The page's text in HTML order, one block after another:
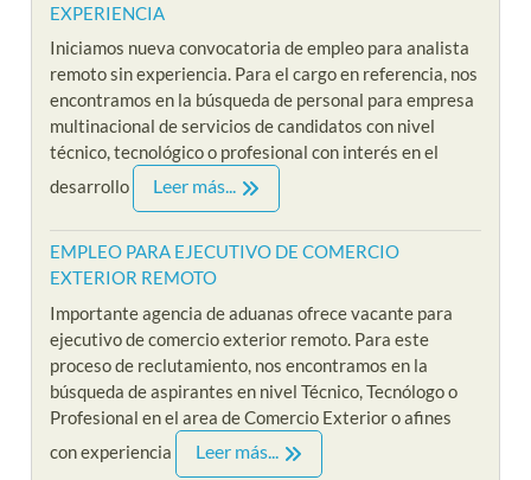
EXPERIENCIA
Iniciamos nueva convocatoria de empleo para analista
remoto sin experiencia. Para el cargo en referencia, nos
encontramos en la búsqueda de personal para empresa
multinacional de servicios de candidatos con nivel
técnico, tecnológico o profesional con interés en el
desarrollo
Leer más...
EMPLEO PARA EJECUTIVO DE COMERCIO
EXTERIOR REMOTO
Importante agencia de aduanas ofrece vacante para
ejecutivo de comercio exterior remoto. Para este
proceso de reclutamiento, nos encontramos en la
búsqueda de aspirantes en nivel Técnico, Tecnólogo o
Profesional en el area de Comercio Exterior o afines
con experiencia
Leer más...